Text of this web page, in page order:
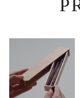
ウ
木製でここまで
一生物として大
この度